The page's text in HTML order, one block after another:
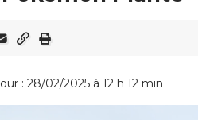
: 28/02/2025 à 12 h 12 min